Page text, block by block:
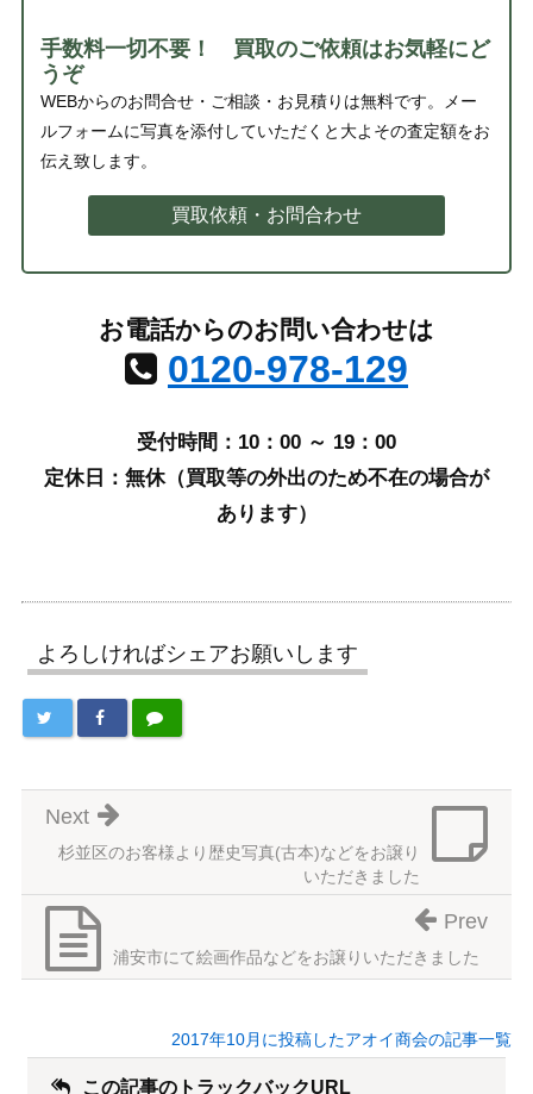
手数料一切不要！ 買取のご依頼はお気軽にど
うぞ
WEBからのお問合せ・ご相談・お見積りは無料です。メー
ルフォームに写真を添付していただくと大よその査定額をお
伝え致します。
買取依頼・お問合わせ
お電話からのお問い合わせは
0120-978-129
受付時間：10：00 ～ 19：00
定休日：無休（買取等の外出のため不在の場合が
あります）
よろしければシェアお願いします
杉並区のお客様より歴史写真(古本)などをお譲り
いただきました
Next
浦安市にて絵画作品などをお譲りいただきました
Prev
2017年10月に投稿したアオイ商会の記事一覧
この記事のトラックバックURL